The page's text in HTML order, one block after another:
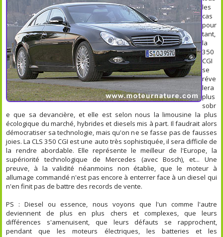
les
cas
pour
tant,
la
350
CGI
se
réve
lera
plus
sobr
e que sa devancière, et elle est selon nous la limousine la plus
écologique du marché, hybrides et diesels mis à part. Il faudrait alors
démocratiser sa technologie, mais qu'on ne se fasse pas de fausses
joies. La CLS 350 CGI est une auto très sophistiquée, il sera difficile de
la rendre abordable. Elle représente le meilleur de l'Europe, la
supériorité technologique de Mercedes (avec Bosch), et... Une
preuve, à la validité néanmoins non établie, que le moteur à
allumage commandé n'est pas encore à enterrer face à un diesel qui
n'en finit pas de battre des records de vente.
PS : Diesel ou essence, nous voyons que l'un comme l'autre
deviennent de plus en plus chers et complexes, que leurs
différences s'amenuisent, que leurs défauts se rapprochent,
pendant que les moteurs électriques, les batteries et les